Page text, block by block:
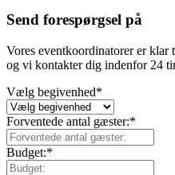
Send forespørgsel på
Vores eventkoordinatorer er
og vi kontakter dig indenfor 24
Vælg begivenhed*
Forventede antal gæster:*
Budget:*